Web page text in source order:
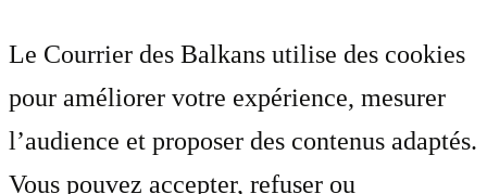
Le Courrier des Balkans utilise des cookies
pour améliorer votre expérience, mesurer
l’audience et proposer des contenus adaptés.
Vous pouvez accepter, refuser ou